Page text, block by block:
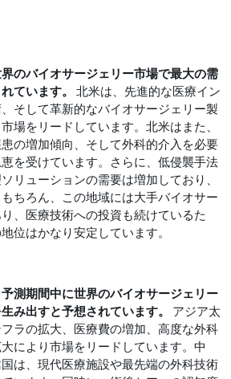
のバイオサージェリー市場で最大の需
ています。 北米は、先進的な医療イン
そして革新的なバイオサージェリー製
場をリードしています。北米はまた、
の増加傾向、そして外科的介入を必要
を受けています。さらに、低侵襲手法
リューションの需要は増加しており、
ちろん、この地域には大手バイオサー
、医療技術への投資も続けているた
位はかなり安定しています。
測期間中に世界のバイオサージェリー
み出すと予想されています。 アジア太
ラの拡大、医療費の増加、高度な外科
により市場をリードしています。中
は、現代医療施設や最先端の外科技術